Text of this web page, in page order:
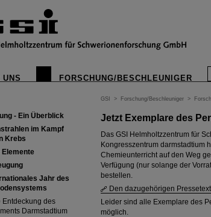
UNS FORSCHUNG/BESCHLEUNIGER
- Ein Überblick
im Kampf
Krebs
Elemente
Jahr des
Entdeckung des
Darmstadtium
GSI > Forschung/Beschleuniger >
Jetzt Exemplare des
Das GSI Helmholtzzentrum für
Kongresszentrum darmstadtium
Chemieunterricht auf den Weg
Verfügung (nur solange der
bestellen.
Den dazugehörigen
Leider sind alle Exemplare des
möglich.